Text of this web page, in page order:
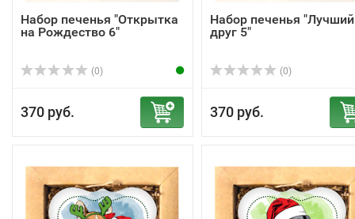
Набор печенья "Открытка
на Рождество 6"
(0)
370 руб.
Набор печенья "Лучший
друг 5"
(0)
370 руб.